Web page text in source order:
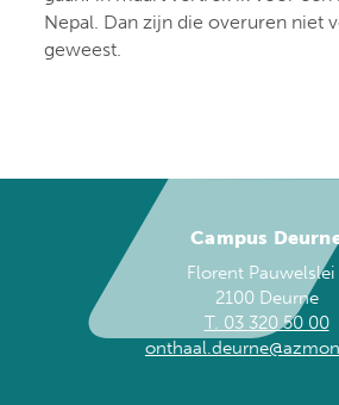
Nepal. Dan zijn die overuren niet
geweest.
Campus
Florent Pauwelslei
2100 Deurne
T. 03 320 50 00